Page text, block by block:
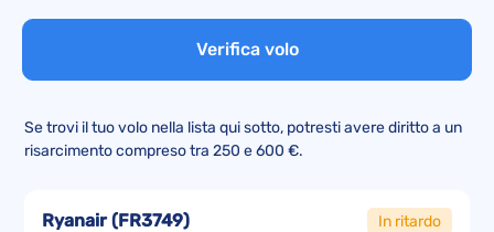
Verifica volo
Se trovi il tuo volo nella lista qui sotto, potresti avere diritto a un
risarcimento compreso tra 250 e 600 €.
Ryanair(FR3749) In ritardo